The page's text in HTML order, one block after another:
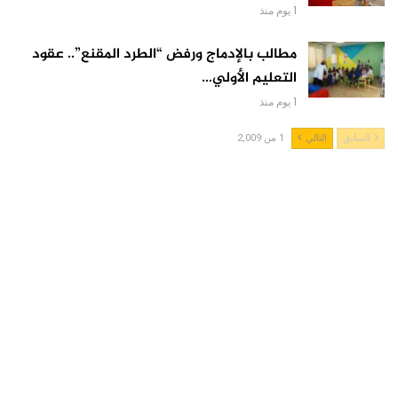
1 يوم منذ
مطالب بالإدماج ورفض “الطرد المقنع”.. عقود
التعليم الأولي…
1 يوم منذ
السابق التالي 1 من 2,009